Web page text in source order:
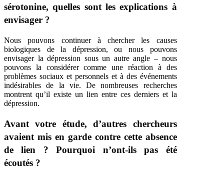
sérotonine, quelles sont les explications à
envisager ?
Nous pouvons continuer à chercher les causes
biologiques de la dépression, ou nous pouvons
envisager la dépression sous un autre angle – nous
pouvons la considérer comme une réaction à des
problèmes sociaux et personnels et à des événements
indésirables de la vie. De nombreuses recherches
montrent qu’il existe un lien entre ces derniers et la
dépression.
Avant votre étude, d’autres chercheurs
avaient mis en garde contre cette absence
de lien ? Pourquoi n’ont-ils pas été
écoutés ?